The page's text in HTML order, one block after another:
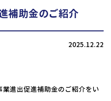
お知らせ
補助金のご紹介
2025.12.22
進出促進補助金のご紹介をい